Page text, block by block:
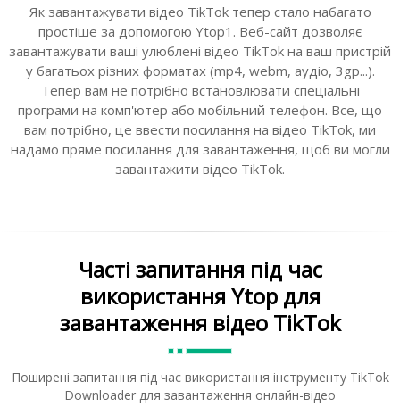
Як завантажувати відео TikTok тепер стало набагато
простіше за допомогою Ytop1. Веб-сайт дозволяє
завантажувати ваші улюблені відео TikTok на ваш пристрій
у багатьох різних форматах (mp4, webm, аудіо, 3gp...).
Тепер вам не потрібно встановлювати спеціальні
програми на комп'ютер або мобільний телефон. Все, що
вам потрібно, це ввести посилання на відео TikTok, ми
надамо пряме посилання для завантаження, щоб ви могли
завантажити відео TikTok.
Часті запитання під час
використання Ytop для
завантаження відео TikTok
Поширені запитання під час використання інструменту TikTok
Downloader для завантаження онлайн-відео